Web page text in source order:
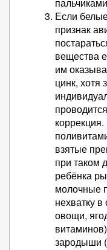
Если
признак
вещества
им
цинк, хотя
взятые
при таком
ребёнка
молочные
нехватку
овощи,
зародыши